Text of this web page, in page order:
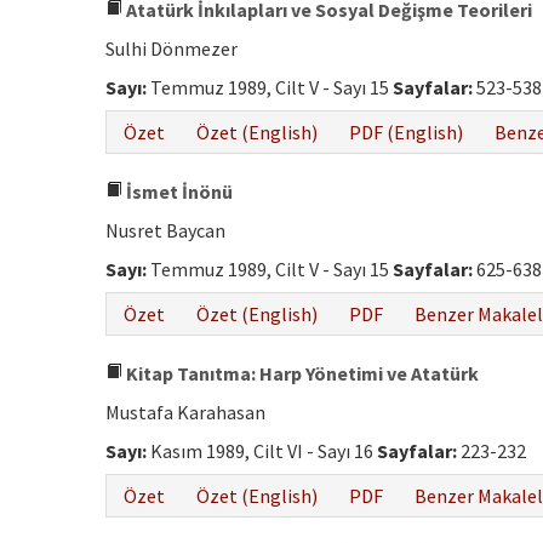
Atatürk İnkılapları ve Sosyal Değişme Teorileri
Sulhi Dönmezer
Sayı: Temmuz 1989, Cilt V - Sayı 15 Sayfalar:523-538
Özet
Özet (English) PDF (English)
İsmet İnönü
Nusret Baycan
Sayı: Temmuz 1989, Cilt V - Sayı 15 Sayfalar:625-638
Özet
Özet (English) PDF Benzer
Kitap Tanıtma: Harp Yönetimi ve Atatürk
Mustafa Karahasan
Sayı: Kasım 1989, Cilt VI - Sayı 16 Sayfalar: 223-232
Özet
Özet (English) PDF Benzer